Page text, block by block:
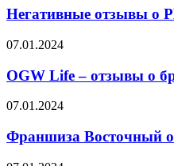
что
этом
партнёры
о
правда
миф?
Негативные отзывы о
OGW
–
отзывы
о
07.01.2024
OGW Life – отзывы о
Франшиза
оборот,
отзывы
07.01.2024
Франшиза Восточный